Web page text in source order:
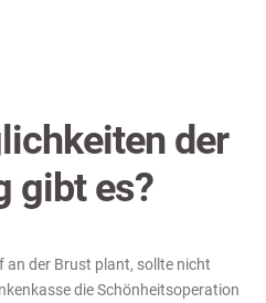
der
gibt es?
an der Brust plant, sollte nicht
die Schönheitsoperation